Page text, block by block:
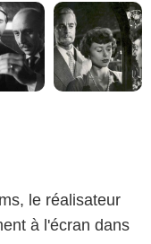
le réalisateur
à l'écran dans